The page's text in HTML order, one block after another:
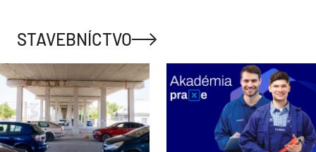
STAVEBNÍCTVO